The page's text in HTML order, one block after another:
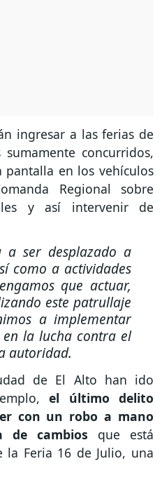
ingresar a las ferias de
concurridos,
pantalla en los vehículos
Regional sobre
y así intervenir de
a ser desplazado a
como a actividades
que actuar,
este patrullaje
a implementar
la lucha contra el
autoridad.
de El Alto han ido
el último delito
con un robo a mano
de cambios que está
la Feria 16 de Julio, una